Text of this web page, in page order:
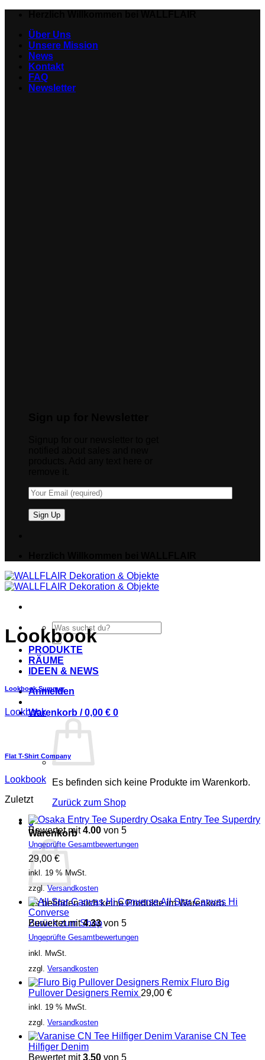
springenÜber Uns
Unsere Mission
News
Kontakt
FAQ
Newsletter
Suche
nach:
PRODUKTE
RÄUME
IDEEN & NEWS
Anmelden
Warenkorb /0,00 € 0
Es befinden sich keine Produkte im Warenkorb.
Zurück zum Shop
0
Warenkorb
Es befinden sich keine Produkte im Warenkorb.
Zurück zum Shop
Lookbook
Lookbook Summer
Lookbook
Flat T-Shirt Company
Lookbook
Zuletzt
Osaka Entry Tee Superdry
Bewertet mit4.00 von 5
Ungeprüfte Gesamtbewertungen
29,00 €
inkl. 19 % MwSt.
zzgl.Versandkosten
All Star Canvas Hi
Converse
Bewertet mit4.33von 5
Ungeprüfte Gesamtbewertungen
inkl. MwSt.
zzgl. Versandkosten
Fluro Big
Pullover Designers Remix 29,00 €
inkl. 19 % MwSt.
zzgl. Versandkosten
Varanise CN Tee
Hilfiger Denim
Bewertet mit3.50 von 5